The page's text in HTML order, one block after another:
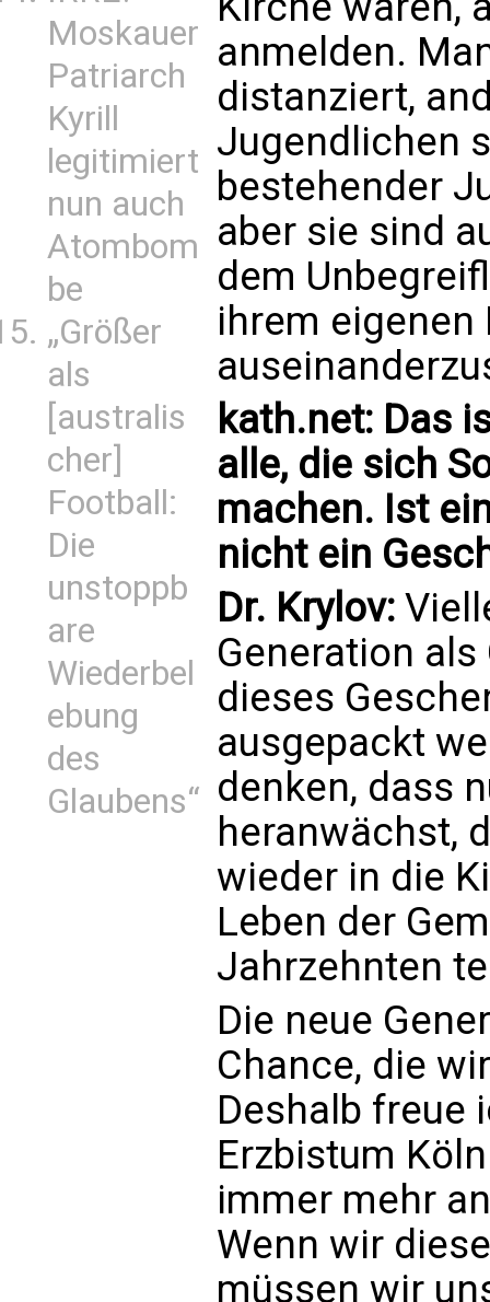
Moskauer
Patriarch
Kyrill
legitimiert
nun auch
Atombom
be
„Größer
als
[australis
cher]
Football:
Die
unstoppb
are
Wiederbel
ebung
des
Glaubens“
anmelden.
distanziert,
Jugendlichen
bestehender
aber sie sind
dem
ihrem eigenen
kath.net: Das
alle, die sich
machen. Ist
nicht ein
Dr. Krylov:
Generation
dieses
ausgepackt
denken, dass
heranwächst,
wieder in die
Leben der
Jahrzehnten
Die neue
Chance, die
Deshalb freue
Erzbistum
immer mehr
Wenn wir
müssen wir